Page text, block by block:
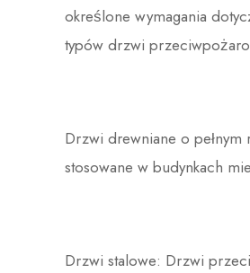
określone wymagania
typów drzwi
Drzwi drewniane o
stosowane w budynkach
Drzwi stalowe: Drzwi